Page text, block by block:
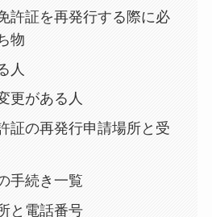
許証を再発行する際に必
物
人
更がある人
証の再発行申請場所と受
手続き一覧
と電話番号